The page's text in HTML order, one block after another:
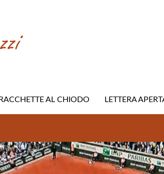
RACCHETTE AL CHIODO LETTERA